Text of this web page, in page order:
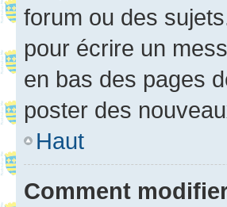
forum ou des
pour écrire un
en bas des pages
poster des
Haut
Comment